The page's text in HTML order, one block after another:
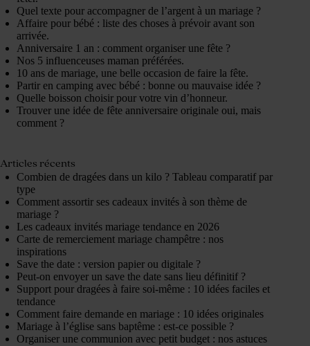
Quel texte pour accompagner de l’argent à un mariage ?
Affaire pour bébé : liste des choses à prévoir avant son
arrivée.
Anniversaire 1 an : comment organiser une fête ?
Nos 5 influenceuses maman préférées.
10 ans de mariage, une belle occasion de faire la fête.
Partir en camping avec bébé : bonne ou mauvaise idée ?
Quelle boisson choisir pour votre vin d’honneur.
Trouver une idée de fête anniversaire originale oui, mais
comment ?
Articles récents
Combien de dragées dans un kilo ? Tableau comparatif par
type
Comment assortir ses cadeaux invités à son thème de
mariage ?
Les cadeaux invités mariage tendance en 2026
Carte de remerciement mariage champêtre : nos
inspirations
Save the date : version papier ou digitale ?
Peut-on envoyer un save the date sans lieu définitif ?
Support pour dragées à faire soi-même : 10 idées faciles et
tendance
Comment faire demande en mariage : 10 idées originales
Mariage à l’église sans baptême : est-ce possible ?
Organiser une communion avec petit budget : nos astuces